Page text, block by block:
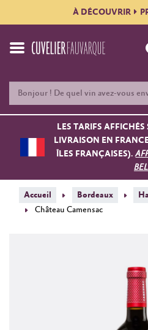
À DÉCOUVRIR
LES TARIFS
LIVRAISON EN
ÎLES FRANÇAISES).
Accueil Bordeaux
Château Camensac